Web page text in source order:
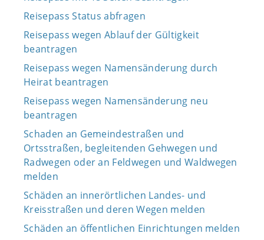
Reisepass Status abfragen
Reisepass wegen Ablauf der Gültigkeit
beantragen
Reisepass wegen Namensänderung durch
Heirat beantragen
Reisepass wegen Namensänderung neu
beantragen
Schaden an Gemeindestraßen und
Ortsstraßen, begleitenden Gehwegen und
Radwegen oder an Feldwegen und Waldwegen
melden
Schäden an innerörtlichen Landes- und
Kreisstraßen und deren Wegen melden
Schäden an öffentlichen Einrichtungen melden